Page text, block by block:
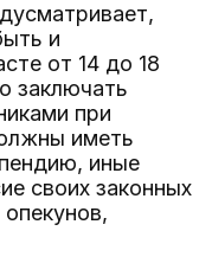
и
от 14 до 18
заключать
при
иметь
иные
своих законных